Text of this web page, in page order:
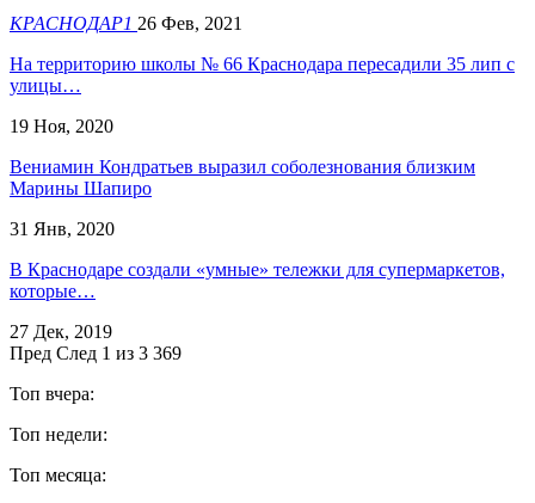
КРАСНОДАР1 26 Фев, 2021
На территорию школы № 66 Краснодара пересадили 35 лип с
улицы…
19 Ноя, 2020
Вениамин Кондратьев выразил соболезнования близким
Марины Шапиро
31 Янв, 2020
В Краснодаре создали «умные» тележки для супермаркетов,
которые…
27 Дек, 2019
Пред След 1 из 3 369
Топ вчера:
Топ недели:
Топ месяца: